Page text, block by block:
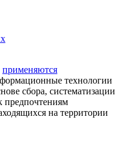
применяются
технологии
сбора, систематизации
предпочтениям
на территории